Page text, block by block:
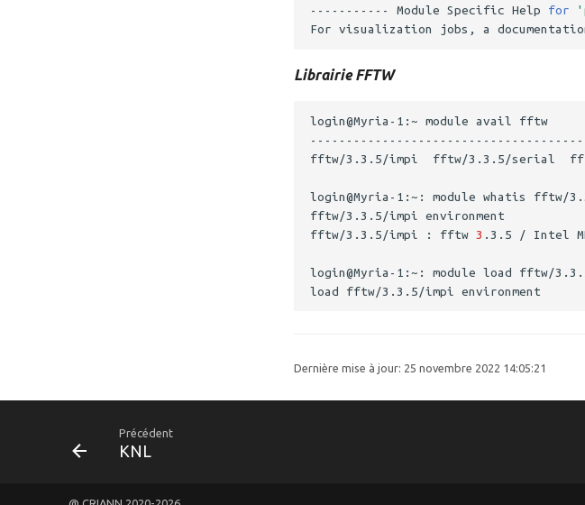
----------- Module Specific Help for
Librairie FFTW
login@Myria-1:~ module avail fftw
fftw/3.3.5/impi : fftw 3
Dernière mise à jour: 25 novembre 2022 14:05:21
Précédent
KNL